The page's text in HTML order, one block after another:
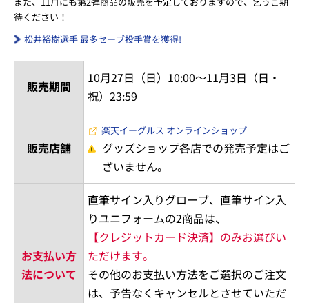
待ください！
松井裕樹選手 最多セーブ投手賞を獲得!
販売期間
10月27日（日）10:00～11月3日（日・
祝）23:59
販売店舗
楽天イーグルス オンラインショップ
グッズショップ各店での発売予定はご
ざいません。
お支払い方
法について
直筆サイン入りグローブ、直筆サイン入
りユニフォームの2商品は、
【クレジットカード決済】のみお選びい
ただけます。
その他のお支払い方法をご選択のご注文
は、予告なくキャンセルとさせていただ